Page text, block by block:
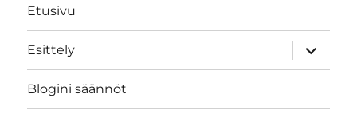
Etusivu
Esittely
näytä
Blogini säännöt